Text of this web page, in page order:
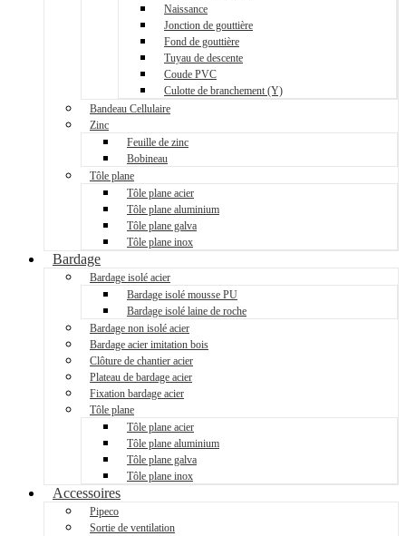
Naissance
Jonction de gouttière
Fond de gouttière
Tuyau de descente
Coude PVC
Culotte de branchement (Y)
Bandeau Cellulaire
Zinc
Feuille de zinc
Bobineau
Tôle plane
Tôle plane acier
Tôle plane aluminium
Tôle plane galva
Tôle plane inox
Bardage
Bardage isolé acier
Bardage isolé mousse PU
Bardage isolé laine de roche
Bardage non isolé acier
Bardage acier imitation bois
Clôture de chantier acier
Plateau de bardage acier
Fixation bardage acier
Tôle plane
Tôle plane acier
Tôle plane aluminium
Tôle plane galva
Tôle plane inox
Accessoires
Pipeco
Sortie de ventilation